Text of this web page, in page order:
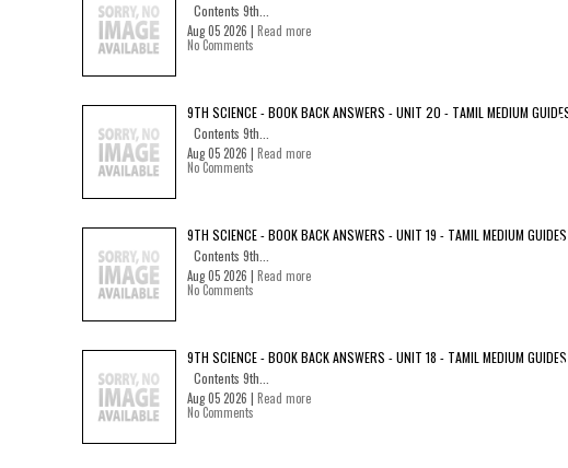
Contents 9th...
Aug 05 2026 | Read more
No Comments
9TH SCIENCE - BOOK BACK ANSWERS - UNIT 20 - TAMIL MEDIUM
Contents 9th...
Aug 05 2026 | Read more
No Comments
9TH SCIENCE - BOOK BACK ANSWERS - UNIT 19 - TAMIL MEDIUM GUIDES
Contents 9th...
Aug 05 2026 | Read more
No Comments
9TH SCIENCE - BOOK BACK ANSWERS - UNIT 18 - TAMIL MEDIUM GUIDES
Contents 9th...
Aug 05 2026 | Read more
No Comments